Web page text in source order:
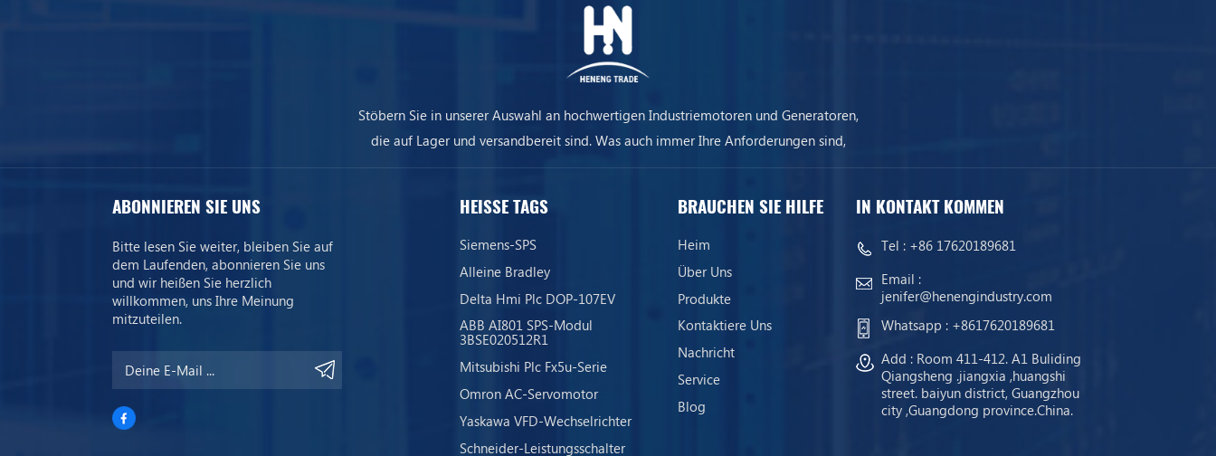
Stöbern Sie in unserer Auswahl an hochwertigen Industriemotoren und Generatoren,
die auf Lager und versandbereit sind. Was auch immer Ihre Anforderungen sind,
unsere Ausrüstung sorgt dafür, dass Ihr Unternehmen immer am Laufen ist.
ABONNIEREN SIE UNS
Bitte lesen Sie weiter, bleiben Sie auf
dem Laufenden, abonnieren Sie uns
und wir heißen Sie herzlich
willkommen, uns Ihre Meinung
mitzuteilen.
HEISSE TAGS
Siemens-SPS
Alleine Bradley
Delta Hmi Plc DOP-107EV
ABB AI801 SPS-Modul
3BSE020512R1
Mitsubishi Plc Fx5u-Serie
Omron AC-Servomotor
Yaskawa VFD-Wechselrichter
Schneider-Leistungsschalter
BRAUCHEN SIE HILFE
Heim
Über Uns
Produkte
Kontaktiere Uns
Nachricht
Service
Blog
IN KONTAKT KOMMEN
Tel : +86 17620189681
Email :
jenifer@henengindustry.com
Whatsapp : +8617620189681
Add : Room 411-412. A1 Buliding
Qiangsheng .jiangxia ,huangshi
street. baiyun district, Guangzhou
city ,Guangdong province.China.